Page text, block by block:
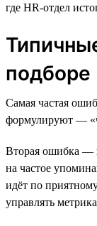
где HR-отдел
подборе
Самая частая
формулируют —
Вторая ошибка —
на частое
идёт по
управлять